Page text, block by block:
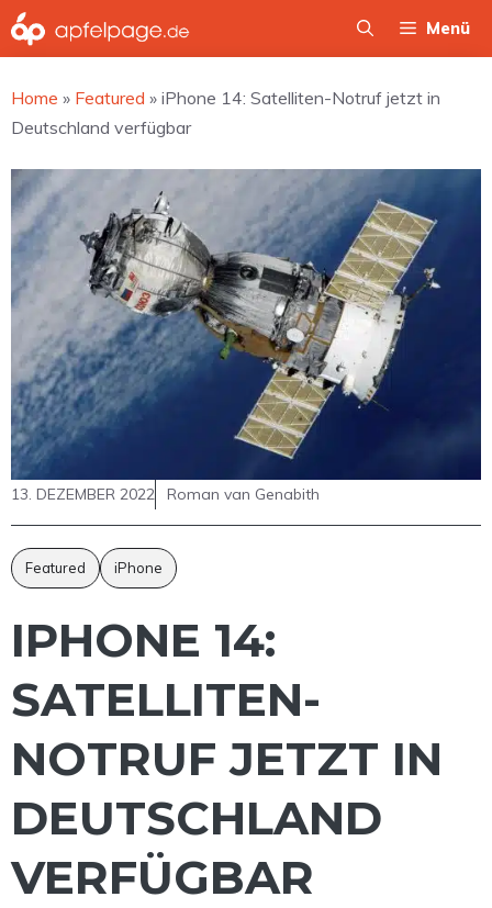
Zum
Inhalt
Menü
Home » Featured » iPhone 14: Satelliten-Notruf jetzt in
Deutschland verfügbar
13. DEZEMBER 2022 Roman van Genabith
Featured iPhone
IPHONE 14:
SATELLITEN-
NOTRUF JETZT IN
DEUTSCHLAND
VERFÜGBAR